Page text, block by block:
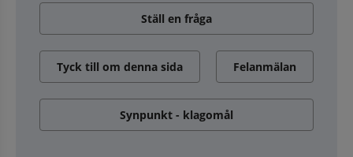
Ställ en fråga
Tyck till om denna sida Felanmälan
Synpunkt - klagomål